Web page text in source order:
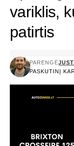
variklis,
patirtis
PASKUTINĮ
PARENGĖ